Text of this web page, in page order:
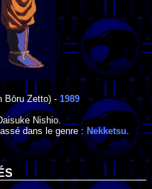
Bōru Zetto) -1989
Nishio.
dans le genre : Nekketsu.